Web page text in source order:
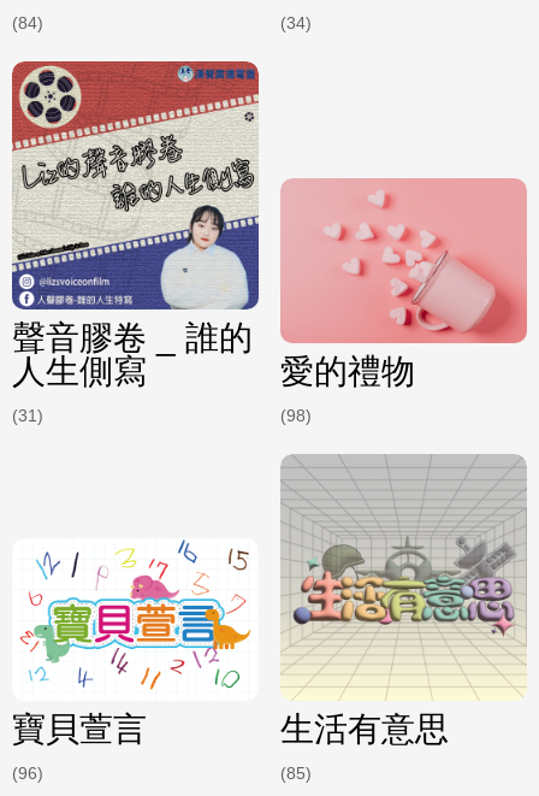
(84) (34)
聲音膠卷 _ 誰的
人生側寫
(31)
愛的禮物
(98)
寶貝萱言
(96)
生活有意思
(85)